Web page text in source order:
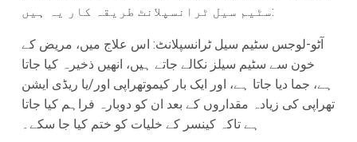
سٹیم سیل ٹرانسپلانٹ طریقہ کار یہ ہیں:
آٹو-لوجس سٹیم سیل ٹرانسپلانٹ: اس علاج میں، مریض کے
خون سے سٹیم سیلز نکالے جاتے ہیں، انھیں ذخیرہ کیا جاتا
ہے، جما دیا جاتا ہے، اور ایک بار کیموتھراپی اور/یا ریڈی ایشن
تھراپی کی زیادہ مقداروں کے بعد ان کو دوبارہ فراہم کیا جاتا
ہے تاکہ کینسر کے خلیات کو ختم کیا جا سکے۔